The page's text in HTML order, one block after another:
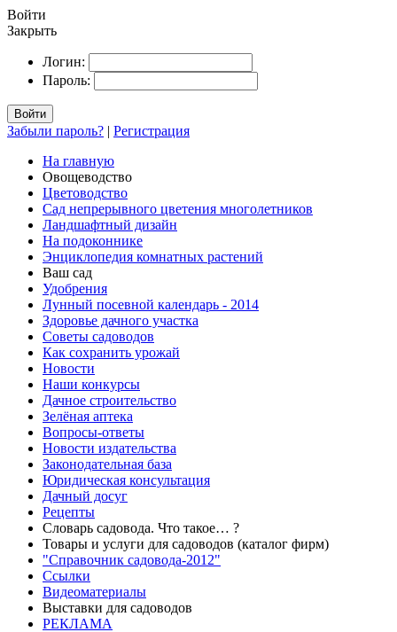
Войти
Закрыть
Логин:
Пароль:
Войти
Забыли пароль? | Регистрация
На главную
Овощеводство
Цветоводство
Сад непрерывного цветения многолетников
Ландшафтный дизайн
На подоконнике
Энциклопедия комнатных растений
Ваш сад
Удобрения
Лунный посевной календарь - 2014
Здоровье дачного участка
Советы садоводов
Как сохранить урожай
Новости
Наши конкурсы
Дачное строительство
Зелёная аптека
Вопросы-ответы
Новости издательства
Законодательная база
Юридическая консультация
Дачный досуг
Рецепты
Словарь садовода. Что такое… ?
Товары и услуги для садоводов (каталог фирм)
"Справочник садовода-2012"
Ссылки
Видеоматериалы
Выставки для садоводов
РЕКЛАМА